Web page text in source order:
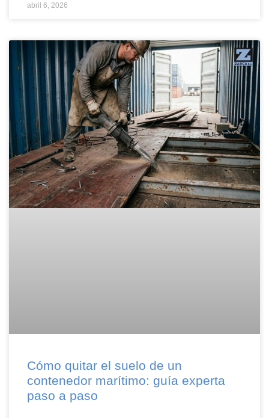
abril 6, 2026
Cómo quitar el suelo de un
contenedor marítimo: guía experta
paso a paso